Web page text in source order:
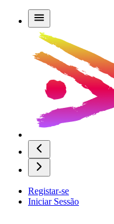
Registar-se
Iniciar Sessão